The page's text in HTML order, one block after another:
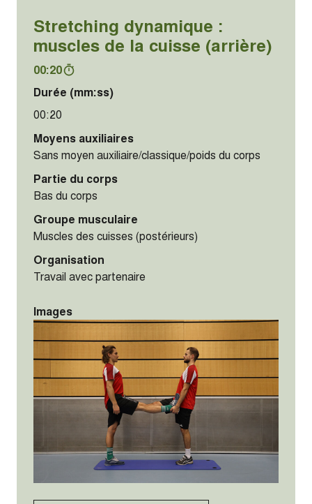
Stretching dynamique :
muscles de la cuisse (arrière)
00:20
Durée (mm:ss)
00:20
Moyens auxiliaires
Sans moyen auxiliaire/classique/poids du corps
Partie du corps
Bas du corps
Groupe musculaire
Muscles des cuisses (postérieurs)
Organisation
Travail avec partenaire
Images